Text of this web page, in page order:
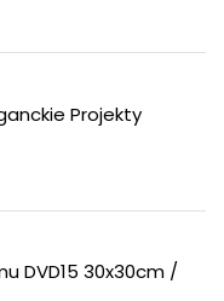
Projekty
DVD15 30x30cm /